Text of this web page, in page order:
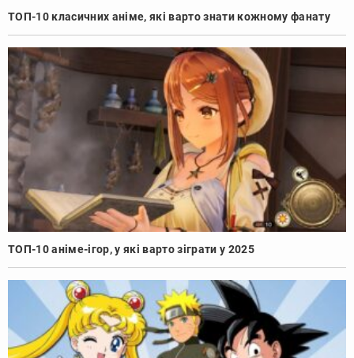
ТОП-10 класичних аніме, які варто знати кожному фанату
ТОП-10 аніме-ігор, у які варто зіграти у 2025